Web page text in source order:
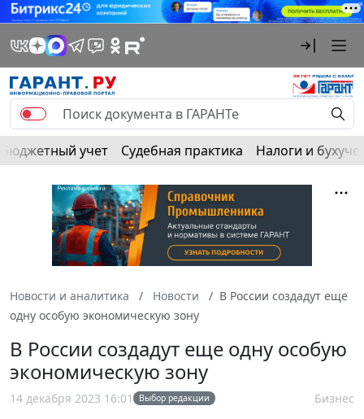
Бюджетный учет Судебная практика Налоги и
Новости и аналитика Новости
В России создадут еще
одну особую экономическую зону
В России создадут еще одну особую
экономическую зону
14 декабря 2023 16:01 Выбор редакции Бизнес